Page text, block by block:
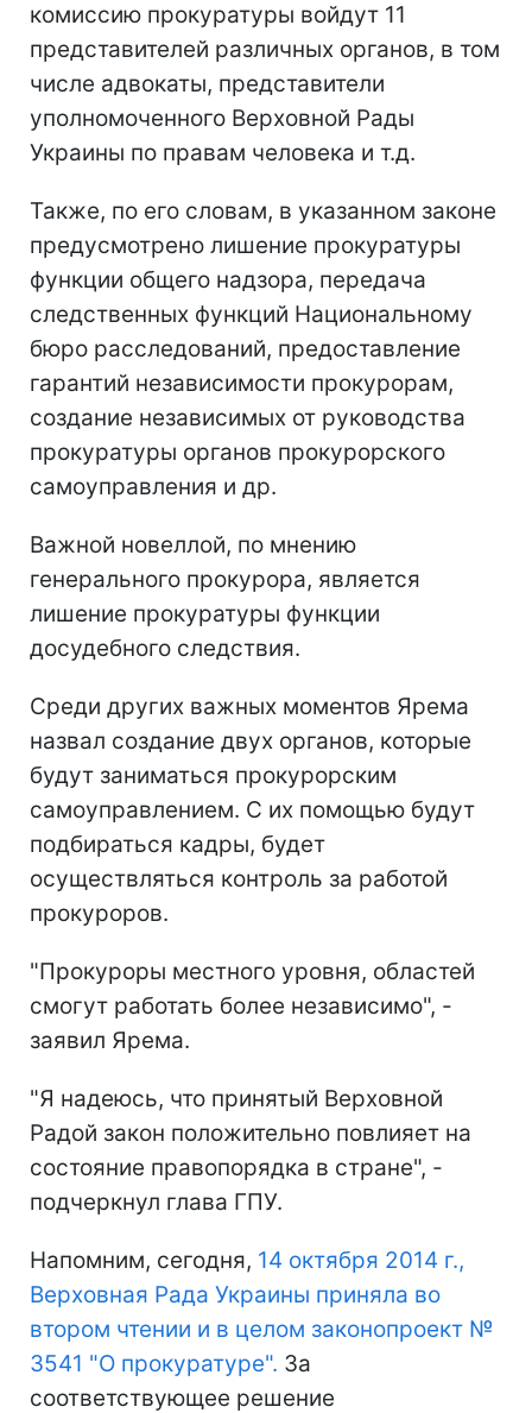
комиссию прокуратуры войдут 11
представителей различных органов, в том
числе адвокаты, представители
уполномоченного Верховной Рады
Украины по правам человека и т.д.
Также, по его словам, в указанном законе
предусмотрено лишение прокуратуры
функции общего надзора, передача
следственных функций Национальному
бюро расследований, предоставление
гарантий независимости прокурорам,
создание независимых от руководства
прокуратуры органов прокурорского
самоуправления и др.
Важной новеллой, по мнению
генерального прокурора, является
лишение прокуратуры функции
досудебного следствия.
Среди других важных моментов Ярема
назвал создание двух органов, которые
будут заниматься прокурорским
самоуправлением. С их помощью будут
подбираться кадры, будет
осуществляться контроль за работой
прокуроров.
"Прокуроры местного уровня, областей
смогут работать более независимо", -
заявил Ярема.
"Я надеюсь, что принятый Верховной
Радой закон положительно повлияет на
состояние правопорядка в стране", -
подчеркнул глава ГПУ.
Напомним, сегодня, 14 октября 2014 г.,
Верховная Рада Украины приняла во
втором чтении и в целом законопроект №
3541 "О прокуратуре". За
соответствующее решение